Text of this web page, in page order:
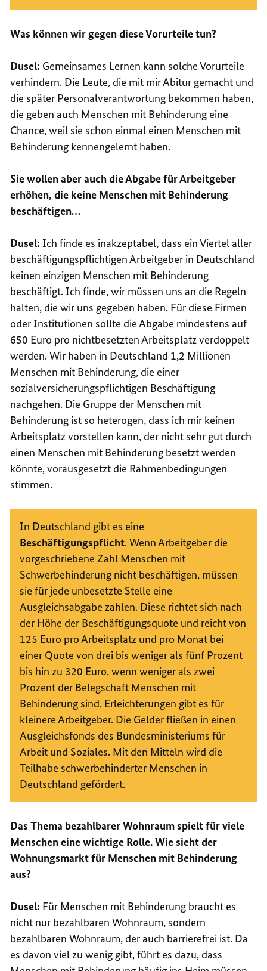
Was können wir gegen diese Vorurteile tun?
Dusel: Gemeinsames Lernen kann solche Vorurteile
verhindern. Die Leute, die mit mir Abitur gemacht und
die später Personalverantwortung bekommen haben,
die geben auch Menschen mit Behinderung eine
Chance, weil sie schon einmal einen Menschen mit
Behinderung kennengelernt haben.
Sie wollen aber auch die Abgabe für Arbeitgeber
erhöhen, die keine Menschen mit Behinderung
beschäftigen…
Dusel: Ich finde es inakzeptabel, dass ein Viertel aller
beschäftigungspflichtigen Arbeitgeber in Deutschland
keinen einzigen Menschen mit Behinderung
beschäftigt. Ich finde, wir müssen uns an die Regeln
halten, die wir uns gegeben haben. Für diese Firmen
oder Institutionen sollte die Abgabe mindestens auf
650 Euro pro nichtbesetzten Arbeitsplatz verdoppelt
werden. Wir haben in Deutschland 1,2 Millionen
Menschen mit Behinderung, die einer
sozialversicherungspflichtigen Beschäftigung
nachgehen. Die Gruppe der Menschen mit
Behinderung ist so heterogen, dass ich mir keinen
Arbeitsplatz vorstellen kann, der nicht sehr gut durch
einen Menschen mit Behinderung besetzt werden
könnte, vorausgesetzt die Rahmenbedingungen
stimmen.
In Deutschland gibt es eine
Beschäftigungspflicht. Wenn Arbeitgeber die
vorgeschriebene Zahl Menschen mit
Schwerbehinderung nicht beschäftigen, müssen
sie für jede unbesetzte Stelle eine
Ausgleichsabgabe zahlen. Diese richtet sich nach
der Höhe der Beschäftigungsquote und reicht von
125 Euro pro Arbeitsplatz und pro Monat bei
einer Quote von drei bis weniger als fünf Prozent
bis hin zu 320 Euro, wenn weniger als zwei
Prozent der Belegschaft Menschen mit
Behinderung sind. Erleichterungen gibt es für
kleinere Arbeitgeber. Die Gelder fließen in einen
Ausgleichsfonds des Bundesministeriums für
Arbeit und Soziales. Mit den Mitteln wird die
Teilhabe schwerbehinderter Menschen in
Deutschland gefördert.
Das Thema bezahlbarer Wohnraum spielt für viele
Menschen eine wichtige Rolle. Wie sieht der
Wohnungsmarkt für Menschen mit Behinderung
aus?
Dusel: Für Menschen mit Behinderung braucht es
nicht nur bezahlbaren Wohnraum, sondern
bezahlbaren Wohnraum, der auch barrierefrei ist. Da
es davon viel zu wenig gibt, führt es dazu, dass